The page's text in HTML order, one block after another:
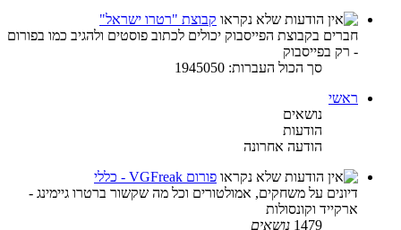
קבוצת "רטרו ישראל"
חברים בקבוצת הפייסבוק יכולים לכתוב פוסטים ולהגיב כמו בפורום
- רק בפייסבוק
סך הכול העברות: 1945050
ראשי
נושאים
הודעות
הודעה אחרונה
פורום VGFreak - כללי
דיונים על משחקים, אמולטורים וכל מה שקשור ברטרו גיימינג -
ארקייד וקונסולות
1479 נושאים